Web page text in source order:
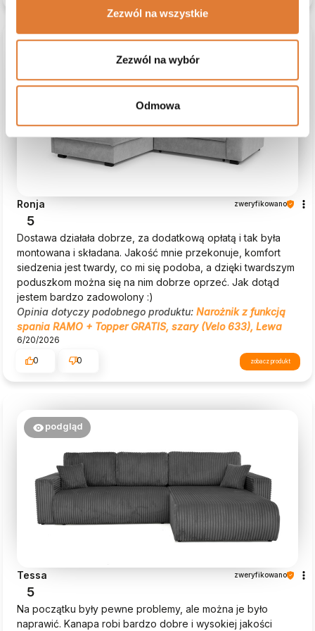
Zezwól na wszystkie
Zezwól na wybór
Odmowa
Ronja zweryfikowano
5
Dostawa działała dobrze, za dodatkową opłatą i tak była
montowana i składana. Jakość mnie przekonuje, komfort
siedzenia jest twardy, co mi się podoba, a dzięki twardszym
poduszkom można się na nim dobrze oprzeć. Jak dotąd
jestem bardzo zadowolony :)
Opinia dotyczy podobnego produktu: Narożnik z funkcją
spania RAMO + Topper GRATIS, szary (Velo 633), Lewa
6/20/2026
0
0 zobacz produkt
podgląd
Tessa zweryfikowano
5
Na początku były pewne problemy, ale można je było
naprawić. Kanapa robi bardzo dobre i wysokiej jakości